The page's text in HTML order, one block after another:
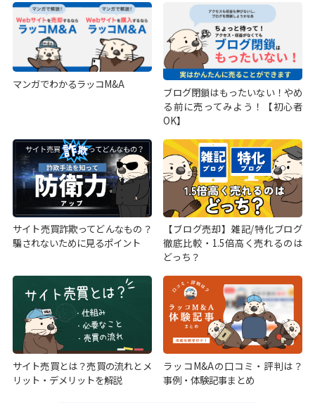
マンガでわかるラッコM&A
ブログ閉鎖はもったいない！やめ
る前に売ってみよう！【初心者
OK】
サイト売買詐欺ってどんなもの？
騙されないために見るポイント
【ブログ売却】雑記/特化ブログ
徹底比較・1.5倍高く売れるのは
どっち？
サイト売買とは？売買の流れとメ
リット・デメリットを解説
ラッコM&Aの口コミ・評判は？
事例・体験記事まとめ